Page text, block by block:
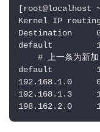
[root@localhost
Kernel IP
Destination
default
# 上一条为新加
default
192.168.1.0
192.168.1.3
198.162.2.0